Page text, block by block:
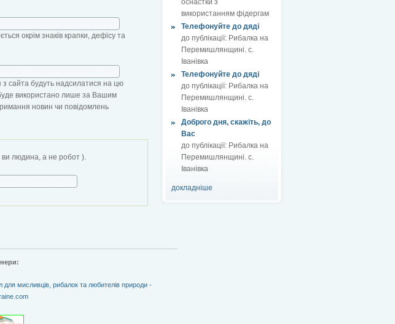
оснастки з
використанням фідергам
Телефонуйте до дяді
до публікації: Рибалка на
Перемишлянщині. с.
Іванівка
Телефонуйте до дяді
до публікації: Рибалка на
Перемишлянщині. с.
Іванівка
Доброго дня, скажіть, до
Вас
до публікації: Рибалка на
Перемишлянщині. с.
Іванівка
докладніше
окрім знаків крапки, дефісу та
з сайта будуть надсилатися на цю
використано лише за Вашим
новин чи повідомлень
людина, а не робот ).